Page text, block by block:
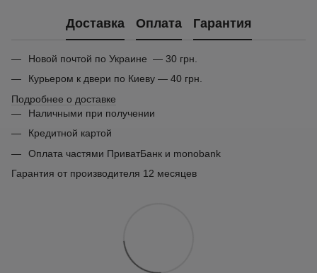
Доставка Оплата Гарантия
Новой почтой по Украине — 30 грн.
Курьером к двери по Киеву — 40 грн.
Подробнее о доставке
Наличными при получении
Кредитной картой
Оплата частями ПриватБанк и monobank
Гарантия от производителя 12 месяцев